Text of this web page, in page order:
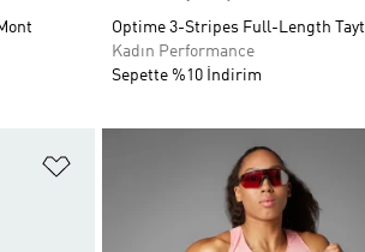
Optime 3-Stripes Full-Length Tayt
Kadın Performance
Sepette %10 İndirim
Favori Listesine Ekle